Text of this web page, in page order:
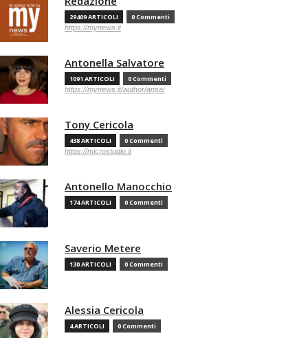
29409 ARTICOLI 0 Commenti
https://mynews.it
Antonella Salvatore
1091 ARTICOLI 0 Commenti
https://mynews.it/author/ansa/
Tony Cericola
438 ARTICOLI 0 Commenti
https://microstudio.it
Antonello Manocchio
174 ARTICOLI 0 Commenti
Saverio Metere
130 ARTICOLI 0 Commenti
Alessia Cericola
4 ARTICOLI 0 Commenti